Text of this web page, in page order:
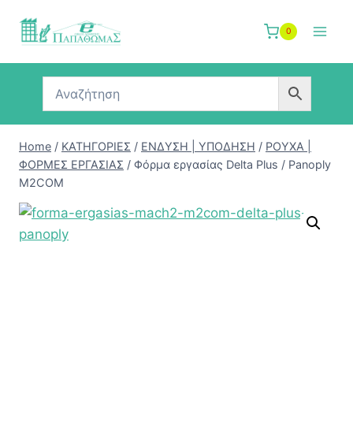
0
Home / ΚΑΤΗΓΟΡΙΕΣ / ΕΝΔΥΣΗ | ΥΠΟΔΗΣΗ / ΡΟΥΧΑ |
ΦΟΡΜΕΣ ΕΡΓΑΣΙΑΣ / Φόρμα εργασίας Delta Plus / Panoply
M2COM